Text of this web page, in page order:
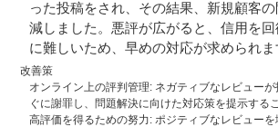
った投稿をされ、その結果、 新規顧客
減しました。悪評が広がると、信用を
に難しいため、早めの対応が求められま
改善策
オンライン上の評判管理: ネガティブなレビュー
ぐに謝罪し、問題解決に向けた対応策を提示する
高評価を得るための努力: ポジティブなレビュー